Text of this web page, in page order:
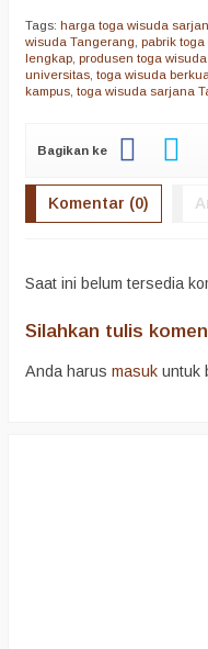
Tags: harga toga wisuda
wisuda Tangerang pabrik
lengkap produsen toga
universitas toga wisuda
kampus toga wisuda sarjana
Bagikan ke
Komentar (0)
Saat ini belum tersedia
Silahkan tulis
Anda harus masuk untuk